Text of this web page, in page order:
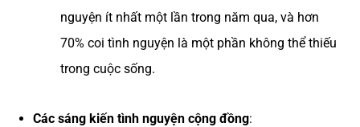
nguyện ít nhất một lần trong năm qua, và hơn
70% coi tình nguyện là một phần không thể thiếu
trong cuộc sống.
Các sáng kiến tình nguyện cộng đồng: